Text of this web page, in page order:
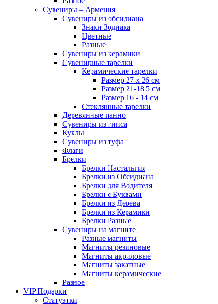
Сувениры – Армения
Сувениры из обсидиана
Знаки Зодиака
Цветные
Разные
Сувениры из керамики
Сувенирные тарелки
Керамические тарелки
Размер 27 х 26 см
Размер 21-18,5 см
Размер 16 - 14 см
Стеклянные тарелки
Деревянные панно
Сувениры из гипса
Куклы
Сувениры из туфа
Флаги
Брелки
Брелки Настальгия
Брелки из Обсидиана
Брелки для Водителя
Брелки с Буквами
Брелки из Дерева
Брелки из Керамики
Брелки Разные
Сувениры на магните
Разные магниты
Магниты резиновые
Магниты акриловые
Магниты закатные
Магниты керамические
Разное
VIP Подарки
Статуэтки